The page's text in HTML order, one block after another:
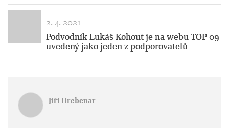
2. 4. 2021
Podvodník Lukáš Kohout je na webu TOP 09
uvedený jako jeden z podporovatelů
Jiří Hrebenar